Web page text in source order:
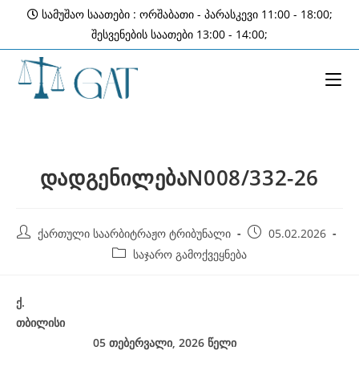
content
სამუშაო საათები : ორშაბათი - პარასკევი 11:00 - 18:00;
შესვენების საათები 13:00 - 14:00;
დადგენილებაN008/332-26
Post ქართული საარბიტრაჟო ტრიბუნალი
Post05.02.2026
Post საჯარო გამოქვეყნება
ქ.
თბილისი
05 თებერვალი, 2026 წელი